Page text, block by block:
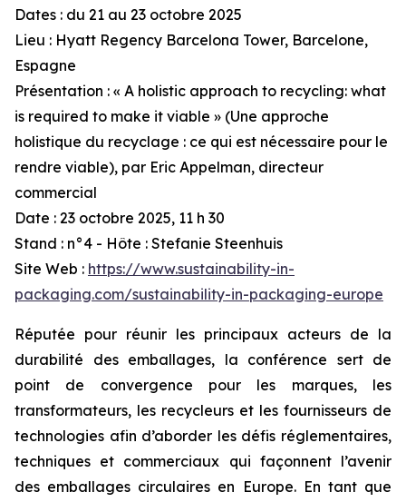
Dates : du 21 au 23 octobre 2025
Lieu : Hyatt Regency Barcelona Tower, Barcelone,
Espagne
Présentation : « A holistic approach to recycling: what
is required to make it viable » (Une approche
holistique du recyclage : ce qui est nécessaire pour le
rendre viable), par Eric Appelman, directeur
commercial
Date : 23 octobre 2025, 11 h 30
Stand : n°4 - Hôte : Stefanie Steenhuis
Site Web : https://www.sustainability-in-
packaging.com/sustainability-in-packaging-europe
Réputée pour réunir les principaux acteurs de la
durabilité des emballages, la conférence sert de
point de convergence pour les marques, les
transformateurs, les recycleurs et les fournisseurs de
technologies afin d’aborder les défis réglementaires,
techniques et commerciaux qui façonnent l’avenir
des emballages circulaires en Europe. En tant que